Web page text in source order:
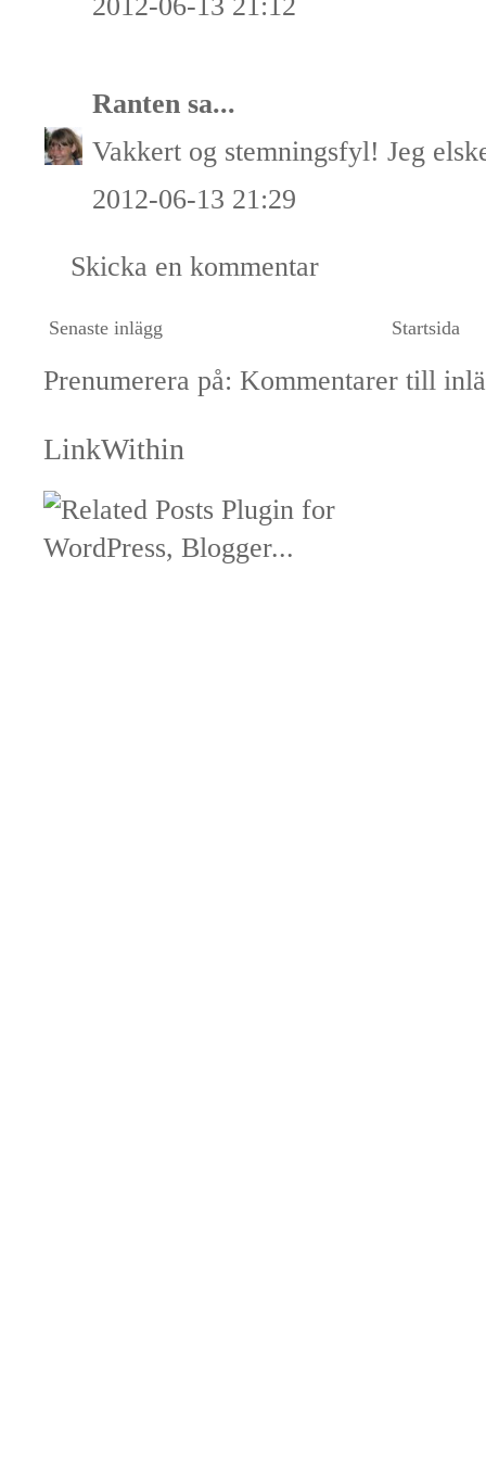
Ranten sa...
Vakkert og stemningsfyl! Jeg
2012-06-13 21:29
Skicka en kommentar
Senaste inlägg Startsida
Prenumerera på: Kommentarer till
LinkWithin